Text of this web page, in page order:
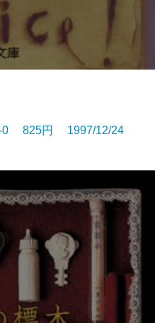
0 825円 1997/12/24